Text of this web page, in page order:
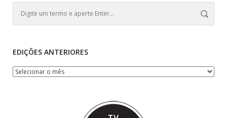
EDIÇÕES ANTERIORES